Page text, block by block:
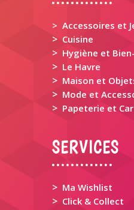
> Accessoires et
> Cuisine
> Hygiène et
> Le Havre
> Maison et
> Mode et
> Papeterie et
SERVICES
> Ma Wishlist
> Click & Collect